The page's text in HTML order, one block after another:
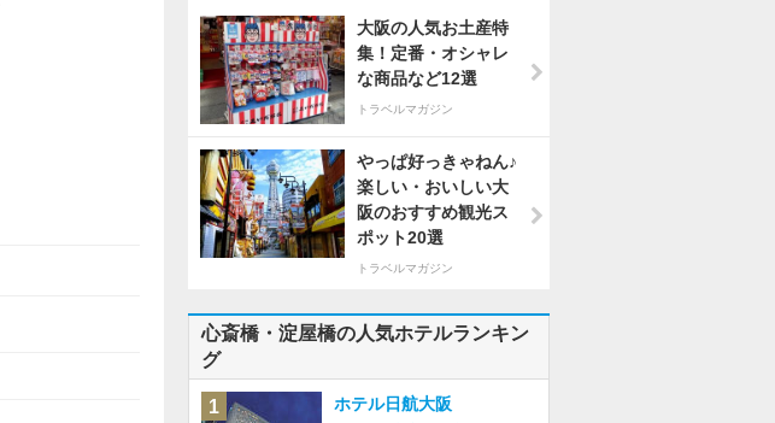
大阪の人気お土産特
集！定番・オシャレ
な商品など12選
トラベルマガジン
やっぱ好っきゃねん♪
楽しい・おいしい大
阪のおすすめ観光ス
ポット20選
トラベルマガジン
心斎橋・淀屋橋の人気ホテルランキン
グ
1 ホテル日航大阪